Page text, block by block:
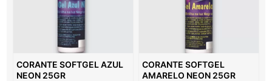
CORANTE SOFTGEL AZUL
NEON 25GR
CORANTE SOFTGEL
AMARELO NEON 25GR